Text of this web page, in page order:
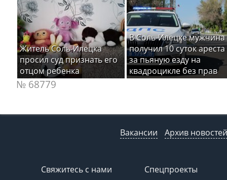
Житель Соль-Илецка
просил суд признать его
отцом ребенка
В Соль-Илецке мужчина
получил 10 суток ареста
за пьяную езду на
квадроцикле без прав
№ 68779
Вакансии Архив новостей
Свяжитесь с нами Спецпроекты